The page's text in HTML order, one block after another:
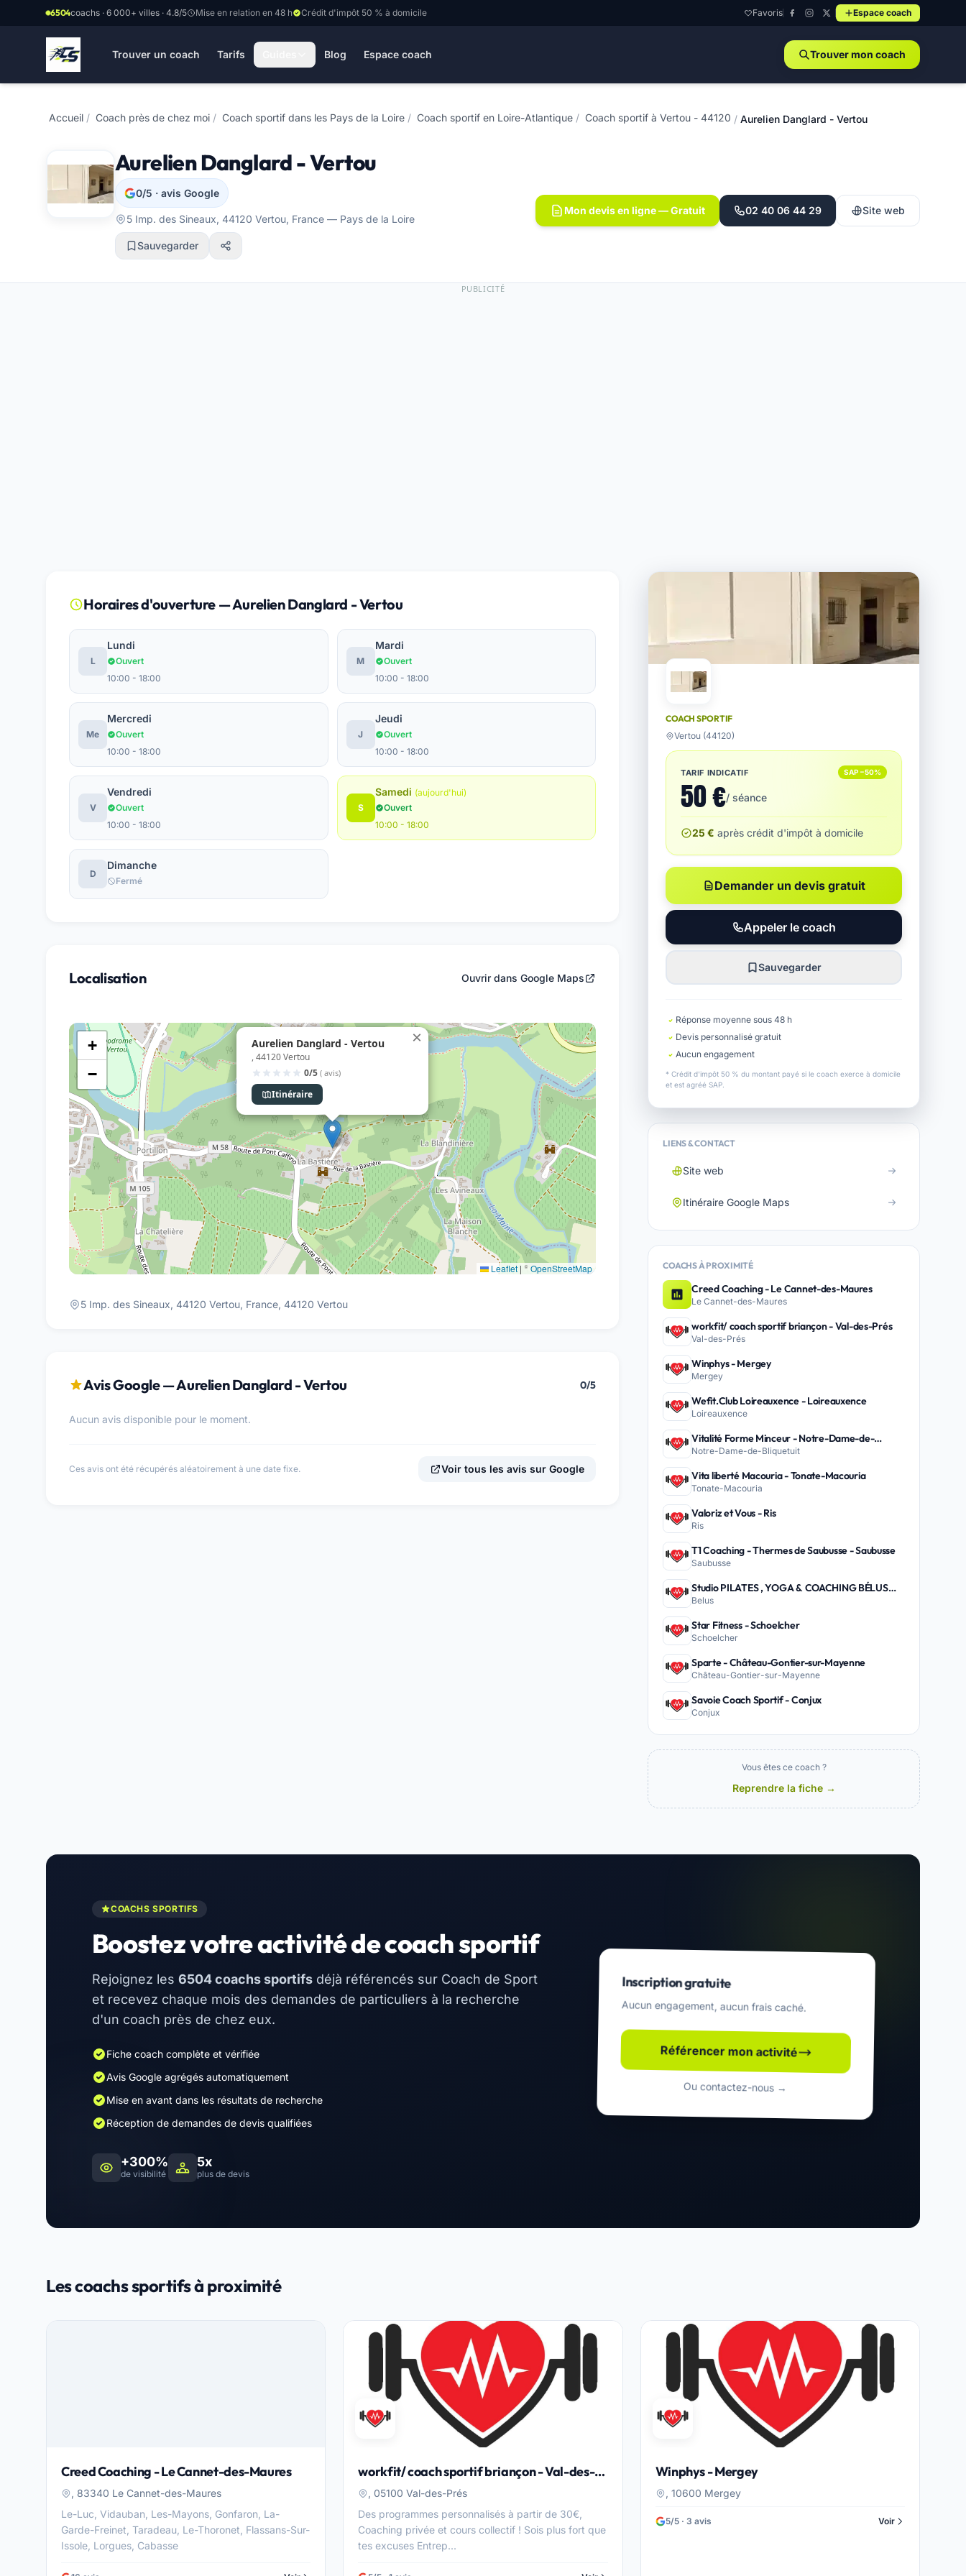
Aller au contenu principal
6504coachs · 6 000+ villes · 4.8/5 Mise en relation en 48 h Crédit d'impôt 50 % à domicile Favoris Espace coach
Trouver un coach Tarifs Blog Espace coach Trouver mon coach
Accueil / Coach près de chez moi / Coach sportif dans les Pays de la Loire / Coach sportif en Loire-Atlantique / Coach sportif à Vertou - 44120 / Aurelien Danglard - Vertou
Aurelien Danglard - Vertou
0/5 · avis Google
5 Imp. des Sineaux, 44120 Vertou, France — Pays de la Loire
Sauvegarder
Mon devis en ligne — Gratuit 02 40 06 44 29 Site web
PUBLICITÉ
Horaires d'ouverture — Aurelien Danglard - Vertou
L
Lundi
Ouvert
10:00 - 18:00
M
Mardi
Ouvert
10:00 - 18:00
Me
Mercredi
Ouvert
10:00 - 18:00
J
Jeudi
Ouvert
10:00 - 18:00
V
Vendredi
Ouvert
10:00 - 18:00
S
Samedi (aujourd'hui)
Ouvert
10:00 - 18:00
D
Dimanche
Fermé
Localisation Ouvrir dans Google Maps
Aurelien Danglard - Vertou
, 44120 Vertou
0/5 ( avis)
Itinéraire
×
+
−
Leaflet | ©OpenStreetMap
5 Imp. des Sineaux, 44120 Vertou, France, 44120 Vertou
Avis Google — Aurelien Danglard - Vertou 0/5
Aucun avis disponible pour le moment.
Ces avis ont été récupérés aléatoirement à une date fixe. Voir tous les avis sur Google
COACH SPORTIF
Vertou (44120)
TARIF INDICATIF SAP −50%
50 €/ séance
25 € après crédit d'impôt à domicile
Demander un devis gratuit
Appeler le coach
Sauvegarder
Réponse moyenne sous 48 h
Devis personnalisé gratuit
Aucun engagement
* Crédit d'impôt 50 % du montant payé si le coach exerce à domicile
et est agréé SAP.
LIENS & CONTACT
Site web
Itinéraire Google Maps
COACHS À PROXIMITÉ
Creed Coaching - Le Cannet-des-Maures
Le Cannet-des-Maures
workfit/ coach sportif briançon - Val-des-Prés
Val-des-Prés
Winphys - Mergey
Mergey
Wefit.Club Loireauxence - Loireauxence
Loireauxence
Vitalité Forme Minceur - Notre-Dame-de-
Bliquetuit
Notre-Dame-de-Bliquetuit
Vita liberté Macouria - Tonate-Macouria
Tonate-Macouria
Valoriz et Vous - Ris
Ris
T1 Coaching - Thermes de Saubusse - Saubusse
Saubusse
Studio PILATES , YOGA & COACHING BÉLUS
PEYREHORADE - Belus
Belus
Star Fitness - Schoelcher
Schoelcher
Sparte - Château-Gontier-sur-Mayenne
Château-Gontier-sur-Mayenne
Savoie Coach Sportif - Conjux
Conjux
Vous êtes ce coach ?
Reprendre la fiche →
COACHS SPORTIFS
Boostez votre activité de coach sportif
Rejoignez les 6504 coachs sportifs déjà référencés sur Coach de Sport
et recevez chaque mois des demandes de particuliers à la recherche
d'un coach près de chez eux.
Fiche coach complète et vérifiée
Avis Google agrégés automatiquement
Mise en avant dans les résultats de recherche
Réception de demandes de devis qualifiées
+300%
de visibilité
5x
plus de devis
Inscription gratuite
Aucun engagement, aucun frais caché.
Référencer mon activité
Ou contactez-nous →
Les coachs sportifs à proximité
Creed Coaching - Le Cannet-des-Maures
, 83340 Le Cannet-des-Maures
Le-Luc, Vidauban, Les-Mayons, Gonfaron, La-
Garde-Freinet, Taradeau, Le-Thoronet, Flassans-Sur-
Issole, Lorgues, Cabasse
workfit/ coach sportif briançon - Val-des-
Prés, 05100 Val-des-Prés
Des programmes personnalisés à partir de 30€,
Coaching privée et cours collectif ! Sois plus fort que
tes excuses Entrep...
Winphys - Mergey
, 10600 Mergey
5/5 · 3 avis Voir